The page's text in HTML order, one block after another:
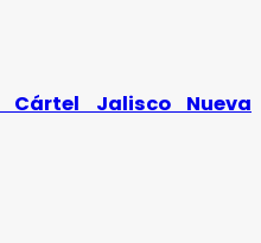
Jalisco Nueva